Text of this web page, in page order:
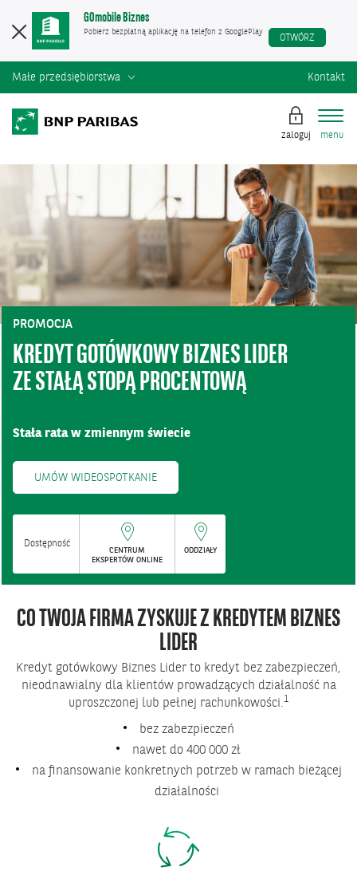
GOmobile Biznes
Pobierz bezpłatną aplikację na telefon z GooglePlay
OTWÓRZ
Małe przedsiębiorstwa Kontakt
zaloguj menu
PROMOCJA
KREDYT GOTÓWKOWY BIZNES LIDER
ZE STAŁĄ STOPĄ PROCENTOWĄ
Stała rata w zmiennym świecie
UMÓW WIDEOSPOTKANIE
Dostępność
CENTRUM
EKSPERTÓW ONLINE
ODDZIAŁY
CO TWOJA FIRMA ZYSKUJE Z KREDYTEM BIZNES
LIDER
Kredyt gotówkowy Biznes Lider to kredyt bez zabezpieczeń,
nieodnawialny dla klientów prowadzących działalność na
uproszczonej lub pełnej rachunkowości.1
bez zabezpieczeń
nawet do 400 000 zł
na finansowanie konkretnych potrzeb w ramach bieżącej
działalności